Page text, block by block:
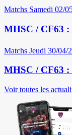
Matchs Samedi 02/
MHSC / CF63 :
Matchs Jeudi 30/04/
MHSC / CF63
Voir toutes les